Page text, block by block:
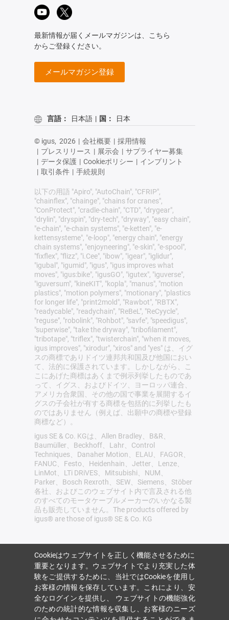
最新情報が届くメールマガジンは、こちら
からご登録ください。
メールマガジン登録
言語： 日本語 | 国： 日本
© igus, 2026 | 会社概要 | 採用情報
| プレスリリース | 展示会 | サプライヤー募集
| データ保護 | Cookieポリシー | インプリント
| 取引条件 | 手続規則
以下の用語 "Apiro", "AutoChain", "CFRIP",
"chainflex", "chainge", "chains for cranes",
"ConProtect", "cradle-chain", "CTD", "drygear",
"drylin", "dryspin", "dry-tech", "dryway", "easy chain",
"e-chain", "e-chain systems", "e-ketten", "e-
kettensysteme", "e-loop", "energy chain", "energy
chain systems", "enjoyneering", "e-skin", "e-spool",
"fixflex", "flizz", "i.Cee", "ibow", "igear", "iglidur",
"igubal", "igumid", "igus", "igus improves what
moves", "igus:bike", "igusGO", "igutex", "iguverse",
"iguversum", "kineKIT", "kopla", "manus", "motion
plastics", "motion polymers", "motionary", "plastics
for longer life", "print2mold", "Rawbot", "RBTX",
"readycable", "readychain", "ReBeL", "ReCyycle",
"reguse", "robolink", "Rohbot", "savfe", "speedigus",
"superwise", "take the dryway", "tribofilament",
"tribotape", "triflex", "twisterchain", "when it moves,
igus improves", "xirodur", "xiros" and "yes" は、イグ
スの商標でありドイツ連邦共和国及び他国におい
て、法的に保護されています。しかしながら、こ
こにあげた商標はあくまで例示列挙したものであ
って、イグス、およびドイツ、ヨーロッパ連合、
アメリカ合衆国、その他の国で事業を展開するイ
グスの子会社が有する商標を包括的に列挙したも
のではありません（例えば、出願中の商標や登録
商標など）。
igus SE & Co. KGは、Allen Bradley、B&R、
Baumüller、Beckhoff、Lahr、Control
Techniques、Danaher Motion、ELAU、FAGOR、
FANUC、Festo、Heidenhain、Jetter、Lenze、
LinMot、LTi DRiVES、Mitsubishi、NUM、
Parker、Bosch Rexroth、SEW、Siemens、Stöber
各社、およびこのウェブサイト内で言及される他
のすべてのモータケーブルメーカーのいかなる製
品も販売していません。The products offered by
igus® are those of igus® SE & Co. KG
Cookieはウェブサイトを正しく機能させるために
重要となります。ウェブサイトでより充実した体
験をご提供するために、当社ではCookieを使用し
お客様の情報を保存しています。これにより、安
全なログインを提供し、 ウェブサイトの機能強化
のための統計的な情報を収集し、お客様のニーズ